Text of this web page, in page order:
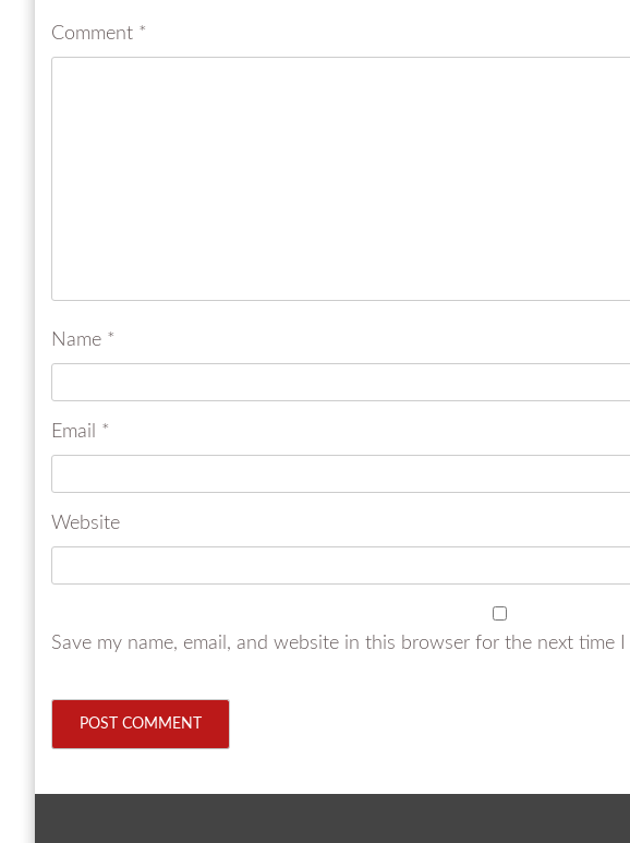
Comment *
Name *
Email *
Website
Save my name, email, and website in this browser for the next time I